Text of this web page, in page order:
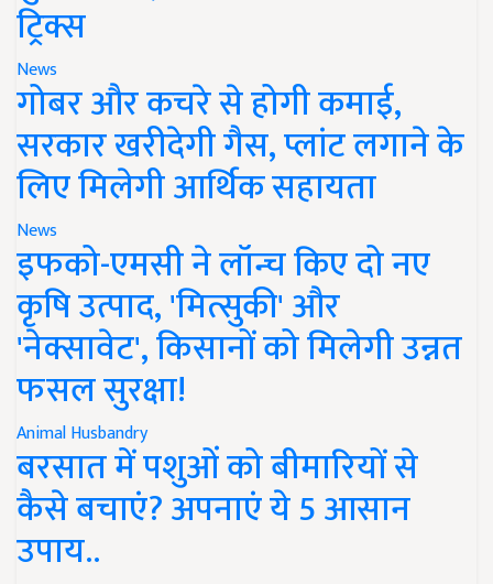
ट्रिक्स
News
गोबर और कचरे से होगी कमाई,
सरकार खरीदेगी गैस, प्लांट लगाने के
लिए मिलेगी आर्थिक सहायता
News
इफको-एमसी ने लॉन्च किए दो नए
कृषि उत्पाद, 'मित्सुकी' और
'नेक्सावेट', किसानों को मिलेगी उन्नत
फसल सुरक्षा!
Animal Husbandry
बरसात में पशुओं को बीमारियों से
कैसे बचाएं? अपनाएं ये 5 आसान
उपाय..